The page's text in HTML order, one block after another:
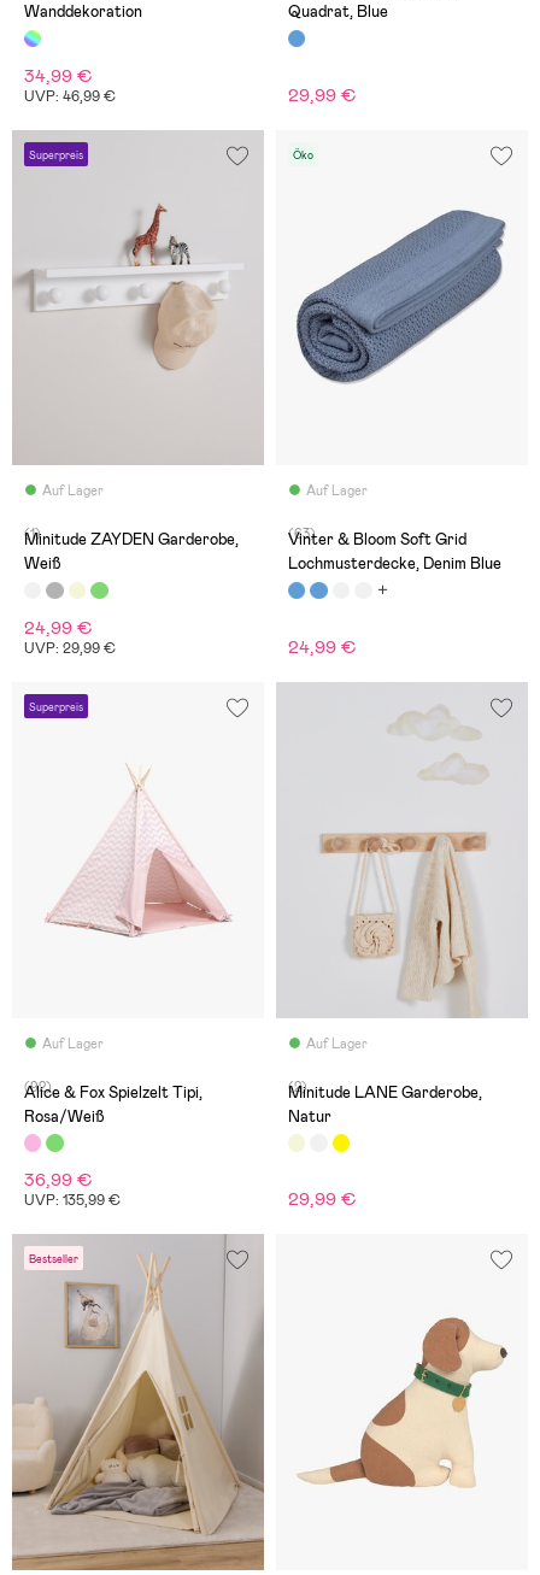
Wanddekoration
34,99 €
UVP: 46,99 €
Quadrat, Blue
29,99 €
Superpreis
Auf Lager
(1)
Minitude ZAYDEN Garderobe,
Weiß
24,99 €
UVP: 29,99 €
Öko
Auf Lager
(63)
Vinter & Bloom Soft Grid
Lochmusterdecke, Denim Blue
24,99 €
Superpreis
Auf Lager
(92)
Alice & Fox Spielzelt Tipi,
Rosa/Weiß
36,99 €
UVP: 135,99 €
Auf Lager
(2)
Minitude LANE Garderobe,
Natur
29,99 €
Bestseller